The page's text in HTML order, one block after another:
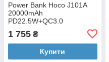
Power Bank Hoco J101A
20000mAh
PD22.5W+QC3.0
1 755 ₴
Купити